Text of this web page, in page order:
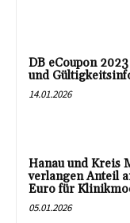
DB eCoupon
und
14.01.2026
Hanau und Kreis
verlangen Anteil
Euro für
05.01.2026